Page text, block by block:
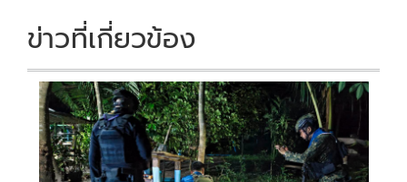
k k
ข่าวที่เกี่ยวข้อง